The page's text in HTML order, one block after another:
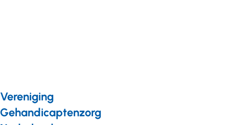
Vereniging
Gehandicaptenzorg